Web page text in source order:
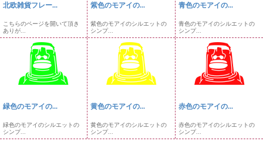
北欧雑貨フレー...
こちらのページを開いて頂き
ありが...
紫色のモアイの...
紫色のモアイのシルエットの
シンプ...
青色のモアイの...
青色のモアイのシルエットの
シンプ...
緑色のモアイの...
緑色のモアイのシルエットの
シンプ...
黄色のモアイの...
黄色のモアイのシルエットの
シンプ...
赤色のモアイの...
赤色のモアイのシルエットの
シンプ...